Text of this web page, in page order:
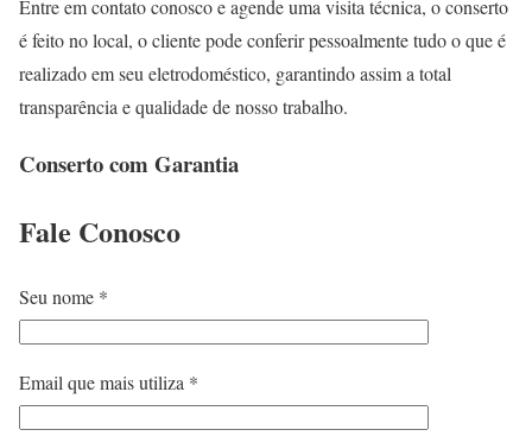
Entre em contato conosco e agende uma visita técnica, o conserto
é feito no local, o cliente pode conferir pessoalmente tudo o que é
realizado em seu eletrodoméstico, garantindo assim a total
transparência e qualidade de nosso trabalho.
Conserto com Garantia
Fale Conosco
Seu nome *
Email que mais utiliza *